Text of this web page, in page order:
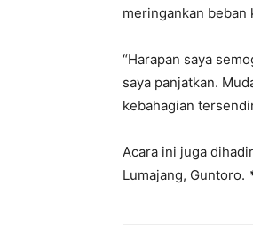
meringankan beban
“Harapan saya
saya panjatkan.
kebahagian
Acara ini juga
Lumajang, Guntoro.